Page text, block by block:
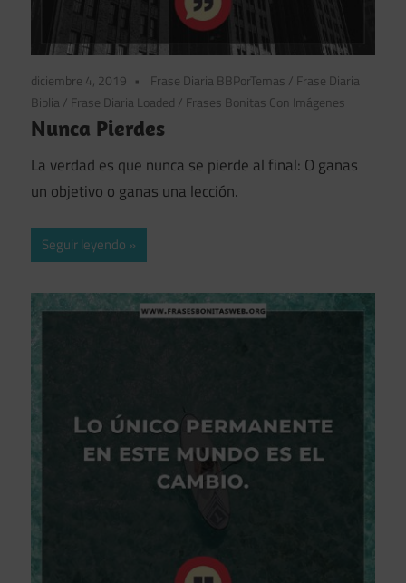
diciembre 4, 2019 Frase Diaria BBPorTemas / Frase Diaria
Biblia / Frase Diaria Loaded / Frases Bonitas Con Imágenes
Nunca Pierdes
La verdad es que nunca se pierde al final: O ganas
un objetivo o ganas una lección.
Seguir leyendo